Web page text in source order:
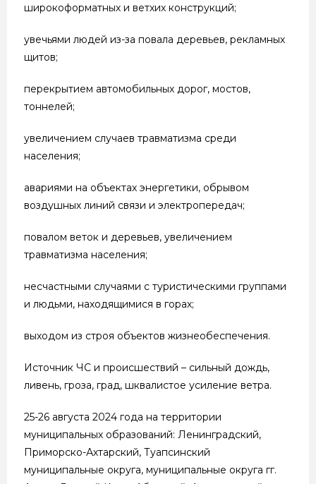
широкоформатных и ветхих конструкций;
увечьями людей из-за повала деревьев, рекламных
щитов;
перекрытием автомобильных дорог, мостов,
тоннелей;
увеличением случаев травматизма среди
населения;
авариями на объектах энергетики, обрывом
воздушных линий связи и электропередач;
повалом веток и деревьев, увеличением
травматизма населения;
несчастными случаями с туристическими группами
и людьми, находящимися в горах;
выходом из строя объектов жизнеобеспечения.
Источник ЧС и происшествий – сильный дождь,
ливень, гроза, град, шквалистое усиление ветра.
25-26 августа 2024 года на территории
муниципальных образований: Ленинградский,
Приморско-Ахтарский, Туапсинский
муниципальные округа, муниципальные округа гг.